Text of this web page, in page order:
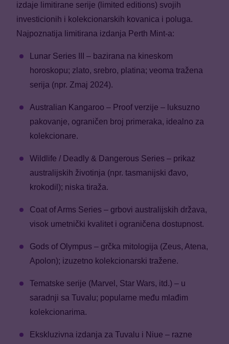
izdaje limitirane serije (limited editions) svojih
investicionih i kolekcionarskih kovanica i poluga.
Najpoznatija limitirana izdanja Perth Mint-a:
Lunar Series III – bazirana na kineskom
horoskopu; zlato, srebro, platina; veoma tražena
serija (npr. Zmaj 2024).
Australian Kangaroo – Proof verzije – luksuzno
pakovanje, ograničen broj primeraka, idealno za
kolekcionare.
Wildlife / Deadly & Dangerous Series – prikaz
australijskih životinja (npr. tasmanijski đavo,
krokodil); niska tiraža.
Coat of Arms Series – grbovi australijskih država,
visok umetnički kvalitet i ograničena dostupnost.
Gods of Olympus – grčka mitologija (Zeus, Atena,
Apolon); izuzetno kolekcionarski tražene.
Tematske serije (Marvel, Star Wars, itd.) – u
saradnji sa Tuvalu; popularne među mlađim
kolekcionarima.
Ekskluzivna izdanja za Tuvalu i Niue – razne